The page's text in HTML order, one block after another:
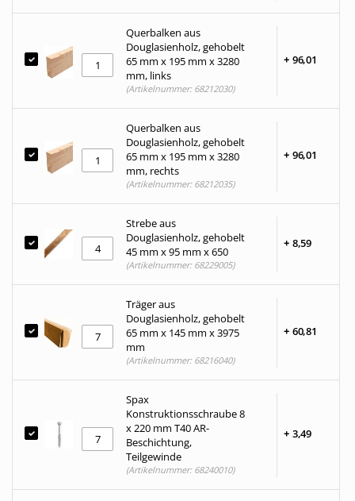
Querbalken aus
Douglasienholz, gehobelt
65 mm x 195 mm x 3280
mm, links
+ 96,01
(Artikelnummer: 68212030)
Querbalken aus
Douglasienholz, gehobelt
65 mm x 195 mm x 3280
mm, rechts
+ 96,01
(Artikelnummer: 68212035)
Strebe aus
Douglasienholz, gehobelt
45 mm x 95 mm x 650
+ 8,59
(Artikelnummer: 68229005)
Träger aus
Douglasienholz, gehobelt
65 mm x 145 mm x 3975
mm
+ 60,81
(Artikelnummer: 68216040)
Spax
Konstruktionsschraube 8
x 220 mm T40 AR-
Beschichtung,
Teilgewinde
+ 3,49
(Artikelnummer: 68240010)